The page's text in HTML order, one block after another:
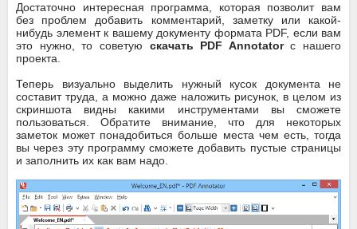
Достаточно интересная программа, которая позволит вам
без проблем добавить комментарий, заметку или какой-
нибудь элемент к вашему документу формата PDF, если вам
это нужно, то советую скачать PDF Annotatorс нашего
проекта.
Теперь визуально выделить нужный кусок документа не
составит труда, а можно даже наложить рисунок, в целом из
скриншота видны какими инструментами вы сможете
пользоваться. Обратите внимание, что для некоторых
заметок может понадобиться больше места чем есть, тогда
вы через эту программу сможете добавить пустые страницы
и заполнить их как вам надо.